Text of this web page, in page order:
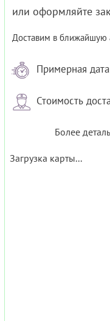
или оформляйте
Доставим в ближайшую
Примерная
Стоимость
Более
Загрузка карты...